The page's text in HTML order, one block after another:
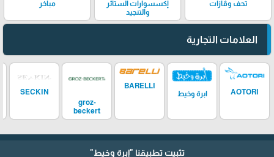
تحف وڤازات
إكسسوارات الستائر
والتنجيد
مباخر
العلامات التجارية
AOTORI ابرة وخيط
BARELLI
groz-
beckert
SECKIN
تثبيت تطبيقنا "إبرة وخيط"